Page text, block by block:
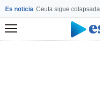
Es noticia Ceuta sigue colapsada
Menú